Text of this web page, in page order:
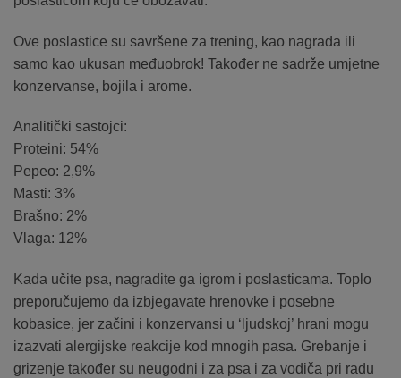
Ove poslastice su savršene za trening, kao nagrada ili
samo kao ukusan međuobrok! Također ne sadrže umjetne
konzervanse, bojila i arome.
Analitički sastojci:
Proteini: 54%
Pepeo: 2,9%
Masti: 3%
Brašno: 2%
Vlaga: 12%
Kada učite psa, nagradite ga igrom i poslasticama. Toplo
preporučujemo da izbjegavate hrenovke i posebne
kobasice, jer začini i konzervansi u ‘ljudskoj’ hrani mogu
izazvati alergijske reakcije kod mnogih pasa. Grebanje i
grizenje također su neugodni i za psa i za vodiča pri radu